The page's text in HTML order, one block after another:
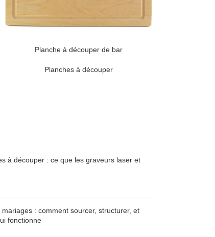
Planche à découper de bar
Planches à découper
à découper : ce que les graveurs laser et
: comment sourcer, structurer, et
fonctionne